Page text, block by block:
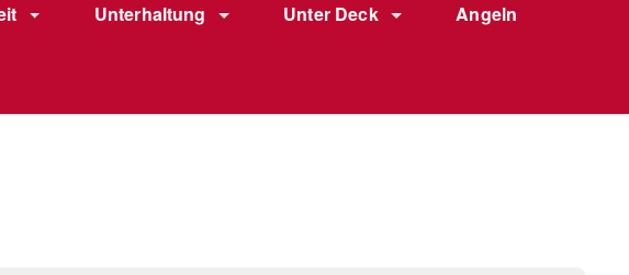
Unterhaltung Unter Deck Angeln